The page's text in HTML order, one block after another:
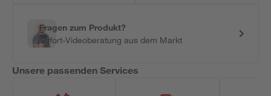
Fragen zum Produkt?
Sofort-Videoberatung aus dem Markt
Unsere passenden Services